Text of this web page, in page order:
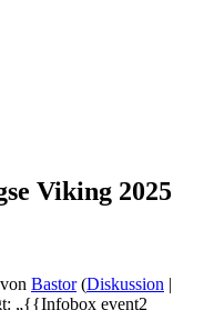
Viking 2025
Bastor (Diskussion |
„{{Infobox event2